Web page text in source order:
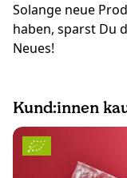
Solange neue
haben, sparst Du
Neues!
Kund:innen